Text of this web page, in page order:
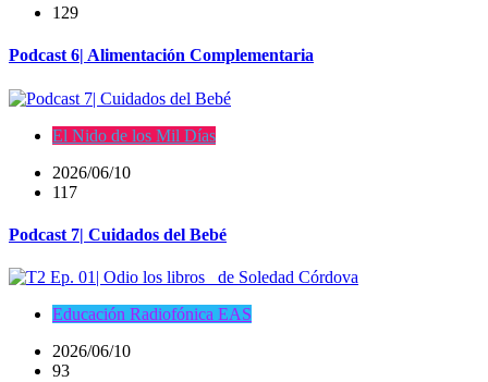
129
Podcast 6| Alimentación Complementaria
El Nido de los Mil Días
2026/06/10
117
Podcast 7| Cuidados del Bebé
Educación Radiofónica EAS
2026/06/10
93